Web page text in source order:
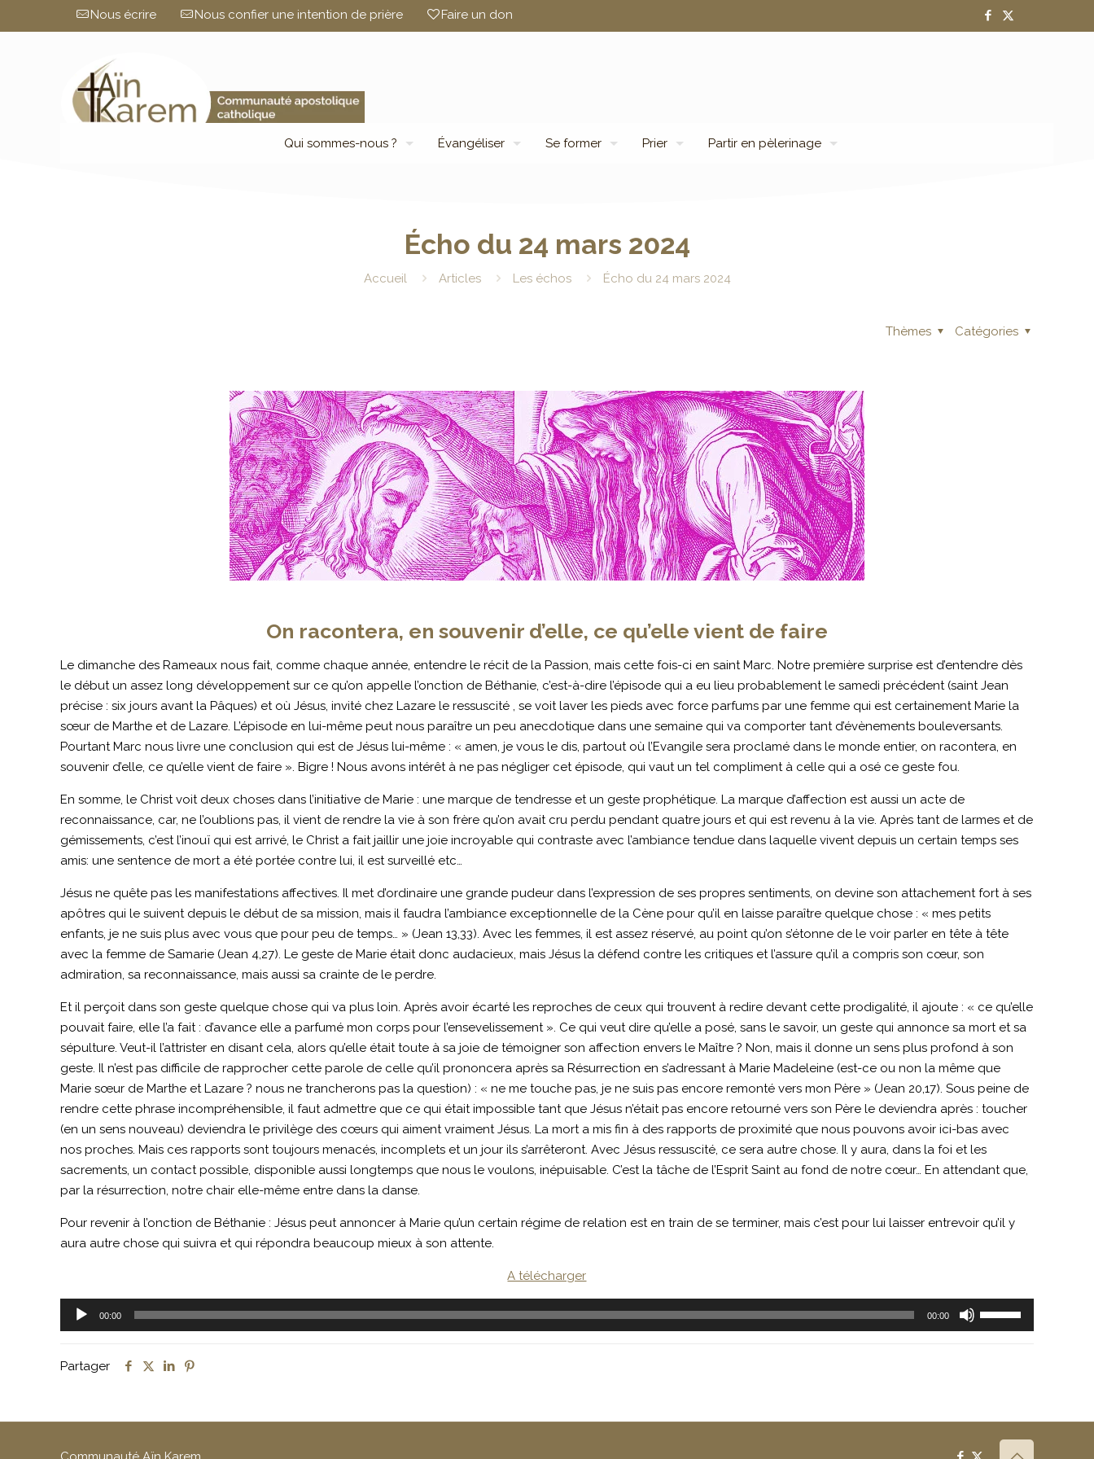
Nous écrire Nous confier une intention de prière Faire un don
Qui sommes-nous ? Évangéliser Se former Prier Partir en pèlerinage
Écho du 24 mars 2024
Accueil Articles Les échos Écho du 24 mars 2024
Catégories
Thèmes
On racontera, en souvenir d’elle, ce qu’elle vient de faire
Le dimanche des Rameaux nous fait, comme chaque année, entendre le récit de la Passion, mais cette fois-ci en saint Marc. Notre première surprise est d’entendre dès
le début un assez long développement sur ce qu’on appelle l’onction de Béthanie, c’est-à-dire l’épisode qui a eu lieu probablement le samedi précédent (saint Jean
précise : six jours avant la Pâques) et où Jésus, invité chez Lazare le ressuscité , se voit laver les pieds avec force parfums par une femme qui est certainement Marie la
sœur de Marthe et de Lazare. L’épisode en lui-même peut nous paraître un peu anecdotique dans une semaine qui va comporter tant d’évènements bouleversants.
Pourtant Marc nous livre une conclusion qui est de Jésus lui-même : « amen, je vous le dis, partout où l’Evangile sera proclamé dans le monde entier, on racontera, en
souvenir d’elle, ce qu’elle vient de faire ». Bigre ! Nous avons intérêt à ne pas négliger cet épisode, qui vaut un tel compliment à celle qui a osé ce geste fou.
En somme, le Christ voit deux choses dans l’initiative de Marie : une marque de tendresse et un geste prophétique. La marque d’affection est aussi un acte de
reconnaissance, car, ne l’oublions pas, il vient de rendre la vie à son frère qu’on avait cru perdu pendant quatre jours et qui est revenu à la vie. Après tant de larmes et de
gémissements, c’est l’inouï qui est arrivé, le Christ a fait jaillir une joie incroyable qui contraste avec l’ambiance tendue dans laquelle vivent depuis un certain temps ses
amis: une sentence de mort a été portée contre lui, il est surveillé etc…
Jésus ne quête pas les manifestations affectives. Il met d’ordinaire une grande pudeur dans l’expression de ses propres sentiments, on devine son attachement fort à ses
apôtres qui le suivent depuis le début de sa mission, mais il faudra l’ambiance exceptionnelle de la Cène pour qu’il en laisse paraître quelque chose : « mes petits
enfants, je ne suis plus avec vous que pour peu de temps… » (Jean 13,33). Avec les femmes, il est assez réservé, au point qu’on s’étonne de le voir parler en tête à tête
avec la femme de Samarie (Jean 4,27). Le geste de Marie était donc audacieux, mais Jésus la défend contre les critiques et l’assure qu’il a compris son cœur, son
admiration, sa reconnaissance, mais aussi sa crainte de le perdre.
Et il perçoit dans son geste quelque chose qui va plus loin. Après avoir écarté les reproches de ceux qui trouvent à redire devant cette prodigalité, il ajoute : « ce qu’elle
pouvait faire, elle l’a fait : d’avance elle a parfumé mon corps pour l’ensevelissement ». Ce qui veut dire qu’elle a posé, sans le savoir, un geste qui annonce sa mort et sa
sépulture. Veut-il l’attrister en disant cela, alors qu’elle était toute à sa joie de témoigner son affection envers le Maître ? Non, mais il donne un sens plus profond à son
geste. Il n’est pas difficile de rapprocher cette parole de celle qu’il prononcera après sa Résurrection en s’adressant à Marie Madeleine (est-ce ou non la même que
Marie sœur de Marthe et Lazare ? nous ne trancherons pas la question) : « ne me touche pas, je ne suis pas encore remonté vers mon Père » (Jean 20,17). Sous peine de
rendre cette phrase incompréhensible, il faut admettre que ce qui était impossible tant que Jésus n’était pas encore retourné vers son Père le deviendra après : toucher
(en un sens nouveau) deviendra le privilège des cœurs qui aiment vraiment Jésus. La mort a mis fin à des rapports de proximité que nous pouvons avoir ici-bas avec
nos proches. Mais ces rapports sont toujours menacés, incomplets et un jour ils s’arrêteront. Avec Jésus ressuscité, ce sera autre chose. Il y aura, dans la foi et les
sacrements, un contact possible, disponible aussi longtemps que nous le voulons, inépuisable. C’est la tâche de l’Esprit Saint au fond de notre cœur… En attendant que,
par la résurrection, notre chair elle-même entre dans la danse.
Pour revenir à l’onction de Béthanie : Jésus peut annoncer à Marie qu’un certain régime de relation est en train de se terminer, mais c’est pour lui laisser entrevoir qu’il y
aura autre chose qui suivra et qui répondra beaucoup mieux à son attente.
A télécharger
Lecteur
audio
00:00 00:00
les
diminuer
Partager